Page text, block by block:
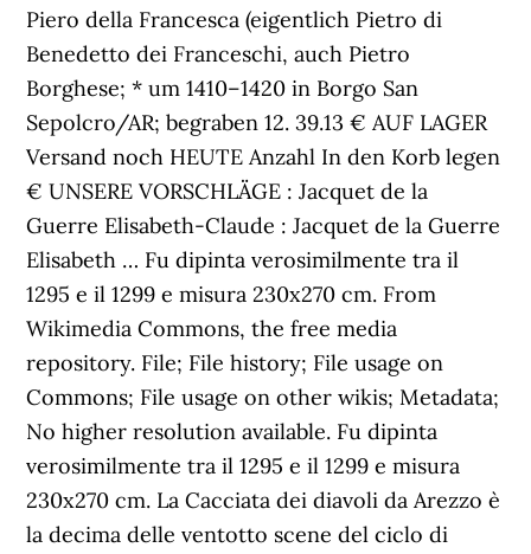
Piero della Francesca (eigentlich Pietro di
Benedetto dei Franceschi, auch Pietro
Borghese; * um 1410–1420 in Borgo San
Sepolcro/AR; begraben 12. 39.13 € AUF LAGER
Versand noch HEUTE Anzahl In den Korb legen
€ UNSERE VORSCHLÄGE : Jacquet de la
Guerre Elisabeth-Claude : Jacquet de la Guerre
Elisabeth … Fu dipinta verosimilmente tra il
1295 e il 1299 e misura 230x270 cm. From
Wikimedia Commons, the free media
repository. File; File history; File usage on
Commons; File usage on other wikis; Metadata;
No higher resolution available. Fu dipinta
verosimilmente tra il 1295 e il 1299 e misura
230x270 cm. La Cacciata dei diavoli da Arezzo è
la decima delle ventotto scene del ciclo di